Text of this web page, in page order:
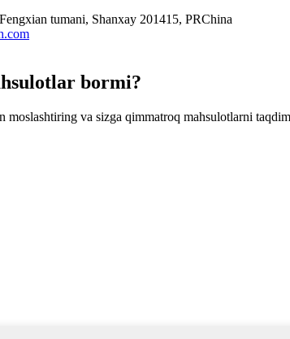
tumani, Shanxay 201415, PRChina
bormi?
va sizga qimmatroq mahsulotlarni